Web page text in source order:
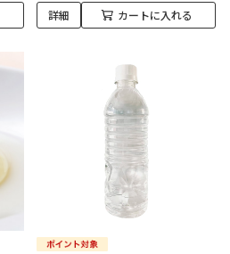
詳細 カートに入れる